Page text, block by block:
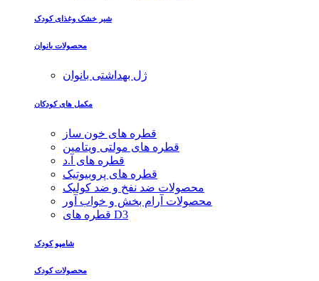
شیر خشک وغذای کودک
محصولات بانوان
ژل بهداشتی بانوان
مکمل های کودکان
قطره های خون ساز
قطره های مولتی ویتامین
قطره های آ.د
قطره های پروبیوتیک
محصولات ضد نفخ و ضد کولیک
محصولات آرام بخش و خواب آور
قطره های D3
شامپو کودک
محصولات کودک